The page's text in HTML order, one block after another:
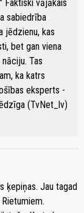
Faktiski vājākais
sabiedrība
jēdzienu, kas
bet gan viena
Tas
ka katrs
eksperts -
(TvNet_lv)
ķepiņas. Jau tagad